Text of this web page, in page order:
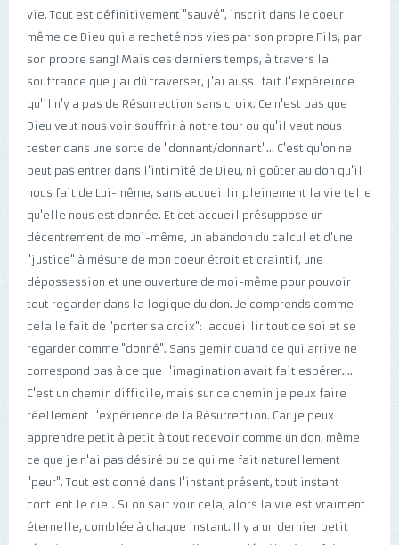
vie. Tout est définitivement "sauvé", inscrit dans le coeur
même de Dieu qui a recheté nos vies par son propre Fils, par
son propre sang! Mais ces derniers temps, à travers la
souffrance que j'ai dû traverser, j'ai aussi fait l'expéreince
qu'il n'y a pas de Résurrection sans croix. Ce n'est pas que
Dieu veut nous voir souffrir à notre tour ou qu'il veut nous
tester dans une sorte de "donnant/donnant"... C'est qu'on ne
peut pas entrer dans l'intimité de Dieu, ni goûter au don qu'il
nous fait de Lui-même, sans accueillir pleinement la vie telle
qu'elle nous est donnée. Et cet accueil présuppose un
décentrement de moi-même, un abandon du calcul et d'une
"justice" à mésure de mon coeur étroit et craintif, une
dépossession et une ouverture de moi-même pour pouvoir
tout regarder dans la logique du don. Je comprends comme
cela le fait de "porter sa croix": accueillir tout de soi et se
regarder comme "donné". Sans gemir quand ce qui arrive ne
correspond pas à ce que l'imagination avait fait espérer....
C'est un chemin difficile, mais sur ce chemin je peux faire
réellement l'expérience de la Résurrection. Car je peux
apprendre petit à petit à tout recevoir comme un don, même
ce que je n'ai pas désiré ou ce qui me fait naturellement
"peur". Tout est donné dans l'instant présent, tout instant
contient le ciel. Si on sait voir cela, alors la vie est vraiment
éternelle, comblée à chaque instant. Il y a un dernier petit